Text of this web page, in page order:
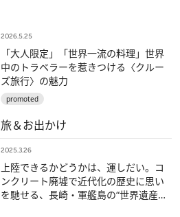
2026.5.25
「大人限定」「世界一流の料理」世界
中のトラベラーを惹きつける〈クルー
ズ旅行〉の魅力
promoted
旅＆お出かけ
2025.3.26
上陸できるかどうかは、運しだい。コ
ンクリート廃墟で近代化の歴史に思い
を馳せる、長崎・軍艦島の“世界遺産ク